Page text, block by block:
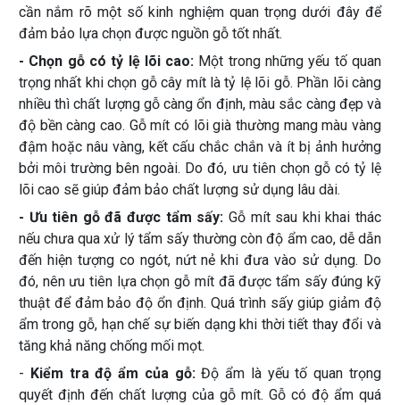
cần nắm rõ một số kinh nghiệm quan trọng dưới đây để
đảm bảo lựa chọn được nguồn gỗ tốt nhất.
- Chọn gỗ có tỷ lệ lõi cao: Một trong những yếu tố quan
trọng nhất khi chọn gỗ cây mít là tỷ lệ lõi gỗ. Phần lõi càng
nhiều thì chất lượng gỗ càng ổn định, màu sắc càng đẹp và
độ bền càng cao. Gỗ mít có lõi già thường mang màu vàng
đậm hoặc nâu vàng, kết cấu chắc chắn và ít bị ảnh hưởng
bởi môi trường bên ngoài. Do đó, ưu tiên chọn gỗ có tỷ lệ
lõi cao sẽ giúp đảm bảo chất lượng sử dụng lâu dài.
- Ưu tiên gỗ đã được tẩm sấy: Gỗ mít sau khi khai thác
nếu chưa qua xử lý tẩm sấy thường còn độ ẩm cao, dễ dẫn
đến hiện tượng co ngót, nứt nẻ khi đưa vào sử dụng. Do
đó, nên ưu tiên lựa chọn gỗ mít đã được tẩm sấy đúng kỹ
thuật để đảm bảo độ ổn định. Quá trình sấy giúp giảm độ
ẩm trong gỗ, hạn chế sự biến dạng khi thời tiết thay đổi và
tăng khả năng chống mối mọt.
- Kiểm tra độ ẩm của gỗ:Độ ẩm là yếu tố quan trọng
quyết định đến chất lượng của gỗ mít. Gỗ có độ ẩm quá